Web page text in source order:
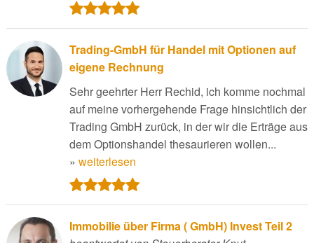
Trading-GmbH für Handel mit Optionen auf
eigene Rechnung
Sehr geehrter Herr Rechid, ich komme nochmal
auf meine vorhergehende Frage hinsichtlich der
Trading GmbH zurück, in der wir die Erträge aus
dem Optionshandel thesaurieren wollen...
» weiterlesen
Immobilie über Firma ( GmbH) Invest Teil 2